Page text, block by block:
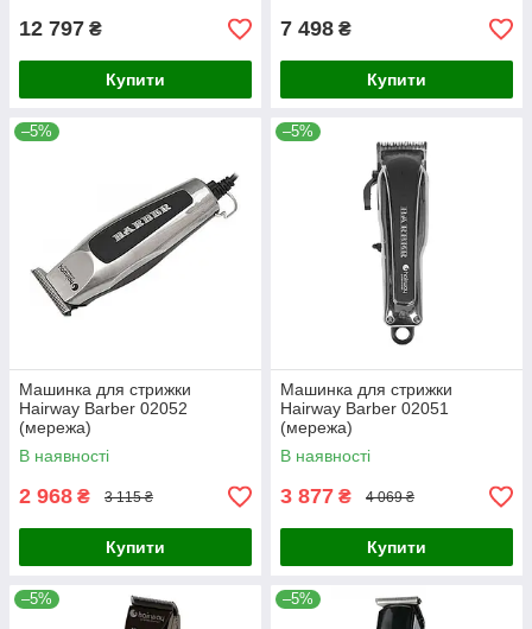
12 797 ₴
Купити
7 498 ₴
Купити
–5%
Машинка для стрижки
Hairway Barber 02052
(мережа)
В наявності
2 968 ₴ 3 115 ₴
Купити
–5%
Машинка для стрижки
Hairway Barber 02051
(мережа)
В наявності
3 877 ₴ 4 069 ₴
Купити
–5% –5%